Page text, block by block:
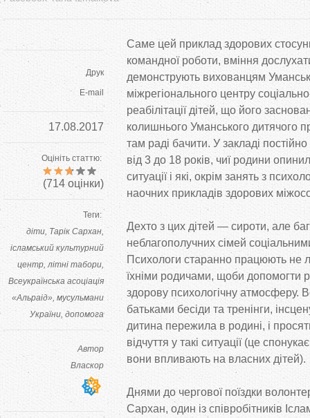
Друк
E-mail
17.08.2017
Оцініть статтю:
(714 оцінки)
Теги:
діти Тарік Сархан
ісламський культурний
центр літні табори
Всеукраїнська асоціація
«Альраід» мусульмани
України допомога
Автор
Власкор
Саме цей приклад здорових
командної роботи, вміння
демонструють вихованцям
міжрегіонального центру
реабілітації дітей, що його
колишнього Уманського дитячого
там раді бачити. У закладі
від 3 до 18 років, чиї родини
ситуації і які, окрім занять з
наочних прикладів здорових
Дехто з цих дітей — сироти, але
неблагополучних сімей
Психологи старанно працюють не
їхніми родичами, щоби допомогти
здорову психологічну атмосферу.
батьками бесіди та тренінги,
дитина пережила в родині, і
відчуття у такі ситуації (це
вони впливають на власних дітей).
Днями до чергової поїздки
Сархан, один із співробітників